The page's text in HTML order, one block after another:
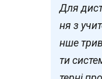
Для
ня з
нше
ти